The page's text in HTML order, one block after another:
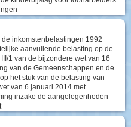
inkomstenbelastingen 1992
aanvullende belasting op de
1 van de bijzondere wet van 16
van de Gemeenschappen en de
het stuk van de belasting van
van 6 januari 2014 met
inzake de aangelegenheden